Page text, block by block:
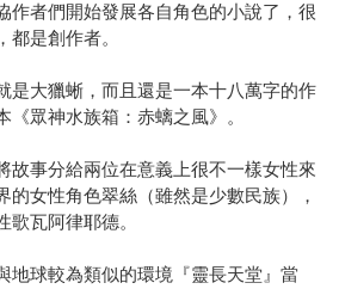
作者們開始發展各自角色的小說了，很
是創作者。
是大獵蜥，而且還是一本十八萬字的作
眾神水族箱：赤螭之風》。
故事分給兩位在意義上很不一樣女性來
的女性角色翠絲（雖然是少數民族），
瓦阿律耶德。
地球較為類似的環境『靈長天堂』當